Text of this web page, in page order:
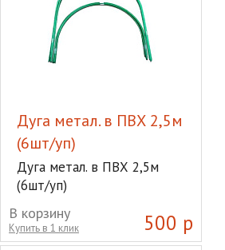
Дуга метал. в ПВХ 2,5м
(6шт/уп)
Дуга метал. в ПВХ 2,5м
(6шт/уп)
500 р
В корзину
Купить в 1 клик